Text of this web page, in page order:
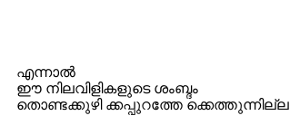
എന്നാല്‍
ഈ നിലവിളികളുടെ ശംബ്ദം
തൊണ്ടക്കുഴി ക്കപ്പുറത്തേ ക്കെത്തുന്നില്ല